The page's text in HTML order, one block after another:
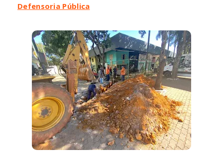
Defensoria Pública